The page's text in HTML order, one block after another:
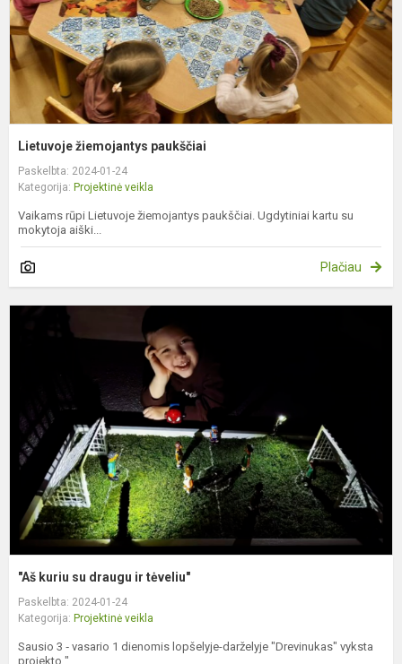
Lietuvoje žiemojantys paukščiai
Paskelbta: 2024-01-24
Kategorija: Projektinė veikla
Vaikams rūpi Lietuvoje žiemojantys paukščiai. Ugdytiniai kartu su
mokytoja aiški...
Plačiau
"Aš kuriu su draugu ir tėveliu"
Paskelbta: 2024-01-24
Kategorija: Projektinė veikla
Sausio 3 ‐ vasario 1 dienomis lopšelyje-darželyje "Drevinukas" vyksta
projekto "...